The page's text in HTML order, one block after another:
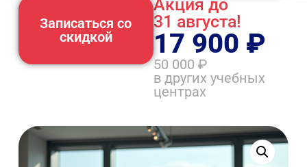
Записаться со
скидкой
Акция до
31 августа!
17 900 ₽
50 000 ₽
в других учебных
центрах